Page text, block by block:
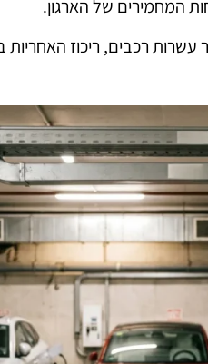
המחמירים של הארגון.
עשרות רכבים, ריכוז האחריות